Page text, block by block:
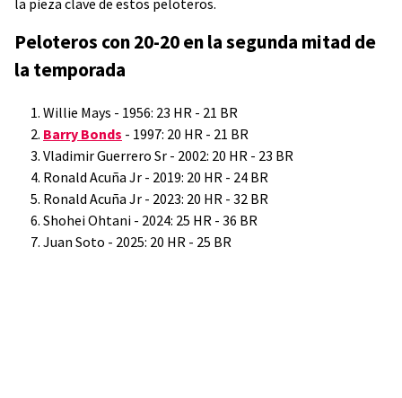
la pieza clave de estos peloteros.
Peloteros con 20-20 en la segunda mitad de
la temporada
Willie Mays - 1956: 23 HR - 21 BR
Barry Bonds - 1997: 20 HR - 21 BR
Vladimir Guerrero Sr - 2002: 20 HR - 23 BR
Ronald Acuña Jr - 2019: 20 HR - 24 BR
Ronald Acuña Jr - 2023: 20 HR - 32 BR
Shohei Ohtani - 2024: 25 HR - 36 BR
Juan Soto - 2025: 20 HR - 25 BR